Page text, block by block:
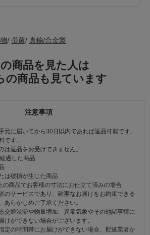
/ 帯留/ 真鍮/合金製
商品を見た人は
の商品も見ています
注意事項
元に届いてから30日以内であれば返品可能です。
です。
は返品をお受けできません。
過した商品
は破損が生じた商品
の商品でお客様の寸法にお仕立て済みの場合
のサービスであり、確実なお届けをお約束できる
あらかじめご了承ください。
交通渋滞や物量増加、異常気象やその他諸事情に
けができない場合がございます。
定の時間帯にお届けができない場合、配送業者か